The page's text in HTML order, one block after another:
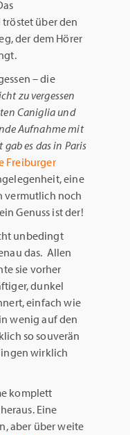
über den
der dem Hörer
– die
zu vergessen
Caniglia und
Aufnahme mit
es das in Paris
Freiburger
eine
vermutlich noch
Genuss ist der!
unbedingt
das. Allen
sie vorher
dunkel
einfach wie
wenig auf den
so souverän
wirklich
komplett
Eine
aber über weite